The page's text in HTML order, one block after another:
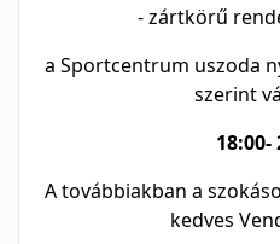
- zártkörű
a Sportcentrum uszoda
szerint
18:00-
A továbbiakban a
kedves